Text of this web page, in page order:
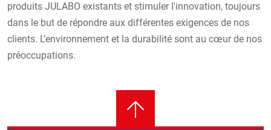
produits JULABO existants et stimuler l'innovation, toujours
dans le but de répondre aux différentes exigences de nos
clients. L’environnement et la durabilité sont au cœur de nos
préoccupations.